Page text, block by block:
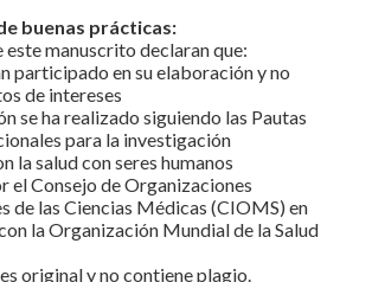
buenas prácticas:
este manuscrito declaran que:
participado en su elaboración y no
de intereses
se ha realizado siguiendo las Pautas
para la investigación
la salud con seres humanos
el Consejo de Organizaciones
de las Ciencias Médicas (CIOMS) en
la Organización Mundial de la Salud
original y no contiene plagio.